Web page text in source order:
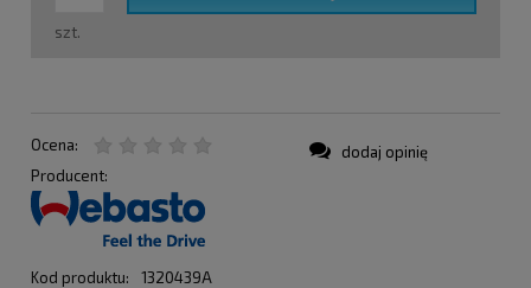
szt.
Ocena:
Producent:
Kod produktu:
1320439A
dodaj opinię